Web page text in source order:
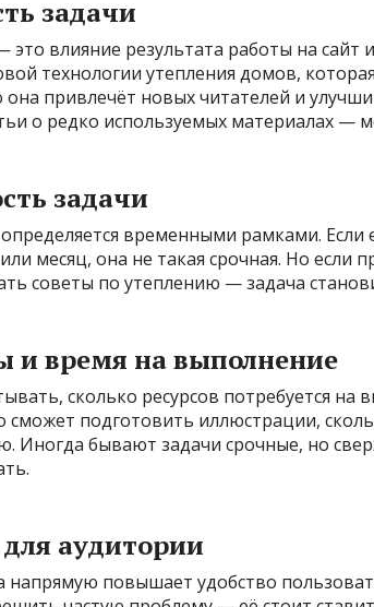
задачи
это влияние результата работы на
технологии утепления домов,
она привлечёт новых читателей и
о редко используемых материалах —
задачи
временными рамками. Если
месяц, она не такая срочная. Но если
советы по утеплению — задача
и время на выполнение
сколько ресурсов потребуется на
сможет подготовить иллюстрации,
Иногда бывают задачи срочные, но
аудитории
напрямую повышает удобство